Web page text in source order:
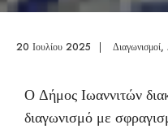
20 Ιουλίου 2025 | Διαγωνισμοί,
Ο Δήμος Ιωαννιτών
διαγωνισμό με